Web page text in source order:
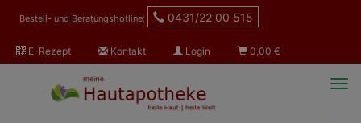
Bestell- und Beratungshotline: 0431/22 00 515
E-Rezept Kontakt Login 0,00 €